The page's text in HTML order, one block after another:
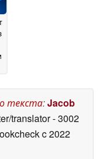
текста:Jacob
translator- 3002
c 2022